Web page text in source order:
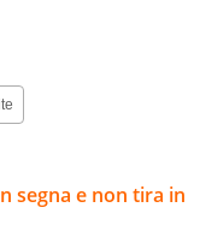
segna e non tira in